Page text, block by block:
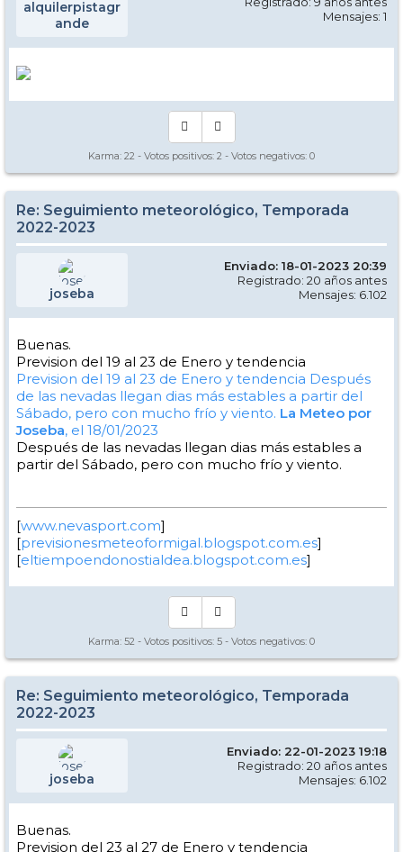
alquilerpistagr
ande
Mensajes: 1
Karma: 22 - Votos positivos: 2 - Votos negativos: 0
Re: Seguimiento meteorológico, Temporada
2022-2023
joseba
Enviado: 18-01-2023 20:39
Registrado: 20 años antes
Mensajes: 6.102
Buenas.
Prevision del 19 al 23 de Enero y tendencia
Prevision del 19 al 23 de Enero y tendencia Después
de las nevadas llegan dias más estables a partir del
Sábado, pero con mucho frío y viento. La Meteo por
Joseba, el 18/01/2023
Después de las nevadas llegan dias más estables a
partir del Sábado, pero con mucho frío y viento.
[www.nevasport.com]
[previsionesmeteoformigal.blogspot.com.es]
[eltiempoendonostialdea.blogspot.com.es]
Karma: 52 - Votos positivos: 5 - Votos negativos: 0
Re: Seguimiento meteorológico, Temporada
2022-2023
joseba
Enviado: 22-01-2023 19:18
Registrado: 20 años antes
Mensajes: 6.102
Buenas.
Prevision del 23 al 27 de Enero y tendencia